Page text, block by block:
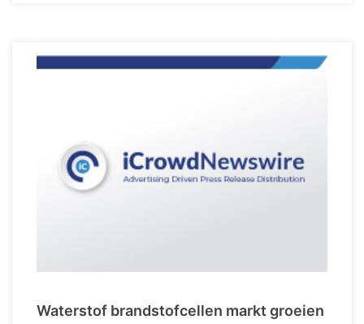
Waterstof brandstofcellen markt groeien